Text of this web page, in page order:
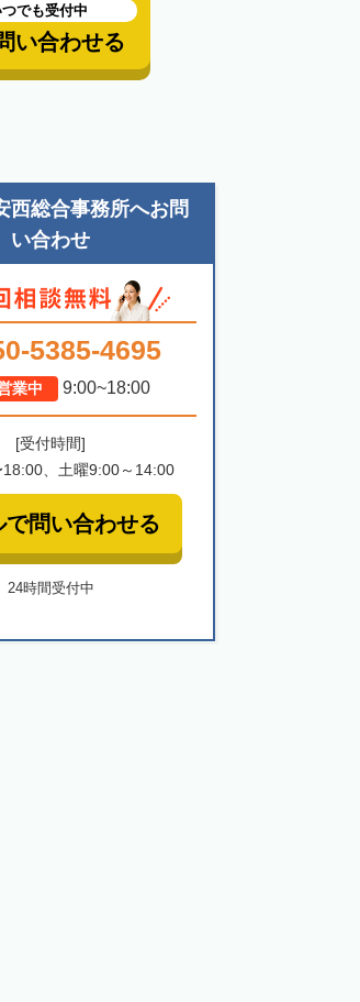
でも受付中
い合わせる
西総合事務所へお問
い合わせ
5385-4695
業中 9:00~18:00
[受付時間]
、土曜9:00～14:00
で問い合わせる
24時間受付中